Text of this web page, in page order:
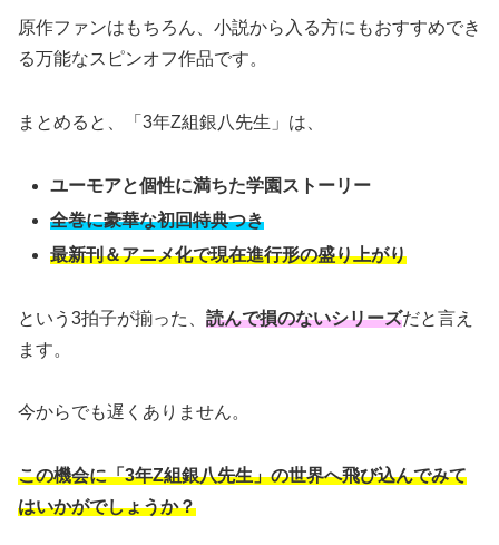
原作ファンはもちろん、小説から入る方にもおすすめでき
る万能なスピンオフ作品です。
まとめると、「3年Z組銀八先生」は、
ユーモアと個性に満ちた学園ストーリー
全巻に豪華な初回特典つき
最新刊＆アニメ化で現在進行形の盛り上がり
という3拍子が揃った、 読んで損のないシリーズだと言え
ます。
今からでも遅くありません。
この機会に「3年Z組銀八先生」の世界へ飛び込んでみて
はいかがでしょうか？